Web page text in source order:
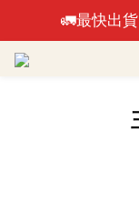
🚛最快出
🚛最快出
⚠️出貨日非到貨